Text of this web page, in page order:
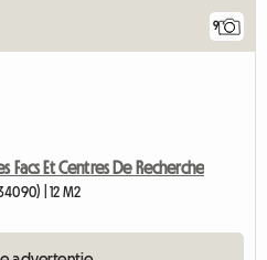
9
Facs Et Centres De Recherche
| 12 M2